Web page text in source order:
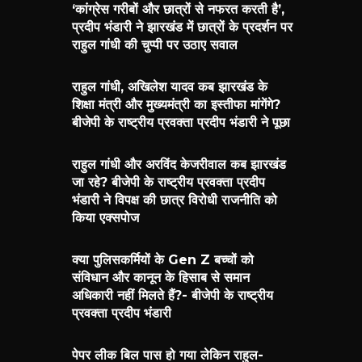
‘कांग्रेस गरीबों और छात्रों से नफरत करती है’,
प्रदीप भंडारी ने झारखंड में छात्रों के प्रदर्शन पर
राहुल गांधी की चुप्पी पर उठाए सवाल
राहुल गांधी, अखिलेश यादव कब झारखंड के
शिक्षा मंत्री और मुख्यमंत्री का इस्तीफा मांगेंगे?
बीजेपी के राष्ट्रीय प्रवक्ता प्रदीप भंडारी ने पूछा
राहुल गांधी और अरविंद केजरीवाल कब झारखंड
जा रहे? बीजेपी के राष्ट्रीय प्रवक्ता प्रदीप
भंडारी ने विपक्ष की छात्र विरोधी राजनीति को
किया एक्सपोज
क्या पुलिसकर्मियों के Gen Z बच्चों को
संविधान और कानून के हिसाब से समान
अधिकारी नहीं मिलते हैं?- बीजेपी के राष्ट्रीय
प्रवक्ता प्रदीप भंडारी
पेपर लीक बिल पास हो गया लेकिन राहुल-